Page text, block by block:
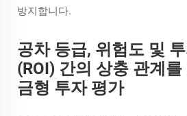
방지합니다.
공차 등급, 위험도 및
(ROI) 간의 상충 관계
금형 투자 평가